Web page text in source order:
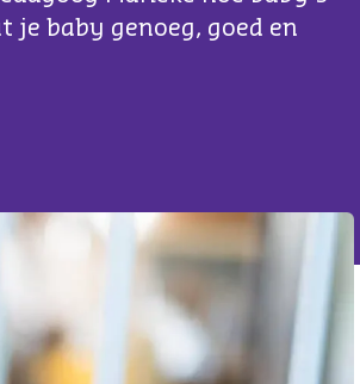
je baby genoeg, goed en